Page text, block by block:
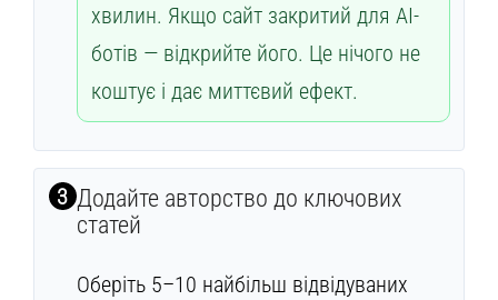
хвилин. Якщо сайт закритий для AI-
ботів — відкрийте його. Це нічого не
коштує і дає миттєвий ефект.
3 Додайте авторство до ключових
статей
Оберіть 5–10 найбільш відвідуваних